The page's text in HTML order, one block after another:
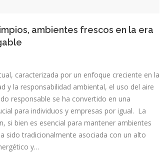
ambientes frescos en la era
caracterizada por un enfoque creciente en la
y la responsabilidad ambiental, el uso del aire
responsable se ha convertido en una
para individuos y empresas por igual. La
si bien es esencial para mantener ambientes
sido tradicionalmente asociada con un alto
y…